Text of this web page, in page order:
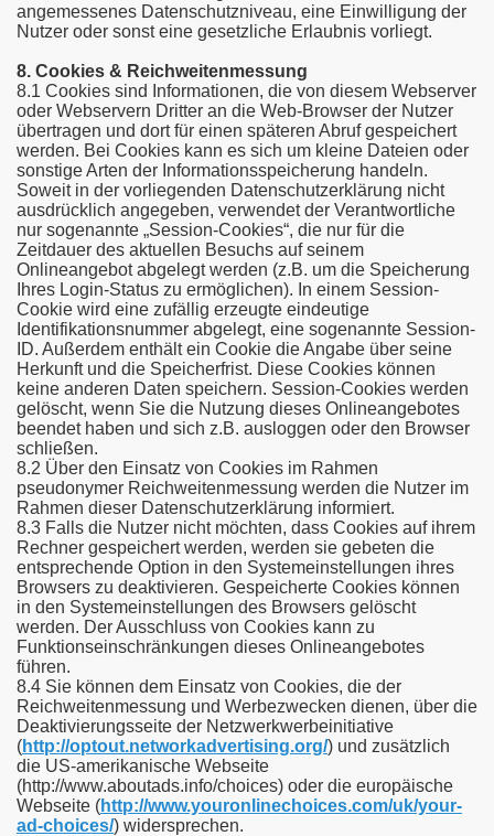
angemessenes Datenschutzniveau, eine Einwilligung der
Nutzer oder sonst eine gesetzliche Erlaubnis vorliegt.
8. Cookies & Reichweitenmessung
8.1 Cookies sind Informationen, die von diesem Webserver
oder Webservern Dritter an die Web-Browser der Nutzer
übertragen und dort für einen späteren Abruf gespeichert
werden. Bei Cookies kann es sich um kleine Dateien oder
sonstige Arten der Informationsspeicherung handeln.
Soweit in der vorliegenden Datenschutzerklärung nicht
ausdrücklich angegeben, verwendet der Verantwortliche
nur sogenannte „Session-Cookies“, die nur für die
Zeitdauer des aktuellen Besuchs auf seinem
Onlineangebot abgelegt werden (z.B. um die Speicherung
Ihres Login-Status zu ermöglichen). In einem Session-
Cookie wird eine zufällig erzeugte eindeutige
Identifikationsnummer abgelegt, eine sogenannte Session-
ID. Außerdem enthält ein Cookie die Angabe über seine
Herkunft und die Speicherfrist. Diese Cookies können
keine anderen Daten speichern. Session-Cookies werden
gelöscht, wenn Sie die Nutzung dieses Onlineangebotes
beendet haben und sich z.B. ausloggen oder den Browser
schließen.
8.2 Über den Einsatz von Cookies im Rahmen
pseudonymer Reichweitenmessung werden die Nutzer im
Rahmen dieser Datenschutzerklärung informiert.
8.3 Falls die Nutzer nicht möchten, dass Cookies auf ihrem
Rechner gespeichert werden, werden sie gebeten die
entsprechende Option in den Systemeinstellungen ihres
Browsers zu deaktivieren. Gespeicherte Cookies können
in den Systemeinstellungen des Browsers gelöscht
werden. Der Ausschluss von Cookies kann zu
Funktionseinschränkungen dieses Onlineangebotes
führen.
8.4 Sie können dem Einsatz von Cookies, die der
Reichweitenmessung und Werbezwecken dienen, über die
Deaktivierungsseite der Netzwerkwerbeinitiative
(http://optout.networkadvertising.org/) und zusätzlich
die US-amerikanische Webseite
(http://www.aboutads.info/choices) oder die europäische
Webseite (http://www.youronlinechoices.com/uk/your-
ad-choices/) widersprechen.